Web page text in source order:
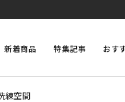
新着商品 特集記事 おす
練空間